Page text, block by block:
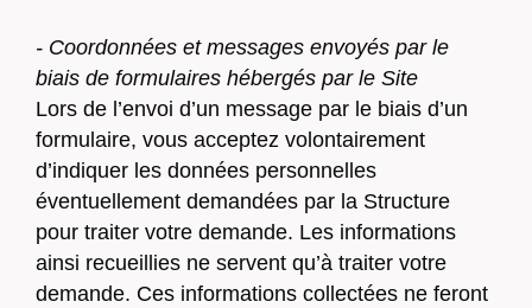
- Coordonnées et messages envoyés par le
biais de formulaires hébergés par le Site
Lors de l’envoi d’un message par le biais d’un
formulaire, vous acceptez volontairement
d’indiquer les données personnelles
éventuellement demandées par la Structure
pour traiter votre demande. Les informations
ainsi recueillies ne servent qu’à traiter votre
demande. Ces informations collectées ne feront